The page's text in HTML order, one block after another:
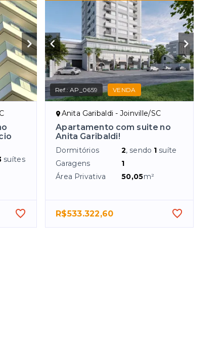
suítes
Ref.:AP_0659 VENDA
Anita Garibaldi - Joinville/SC
Apartamento com suite no
Anita Garibaldi!
Dormitórios 2, sendo 1 suíte
Garagens
1
Área Privativa
50,05m²
R$533.322,60